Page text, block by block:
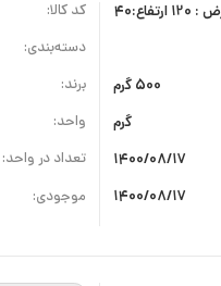
500 گرم
گرم
1400/08/17
1400/08/17
کد کالا:
دسته‌بندی:
برند:
واحد:
تعداد در واحد:
موجودی: